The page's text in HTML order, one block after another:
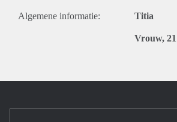
Algemene informatie: Titia
Vrouw,